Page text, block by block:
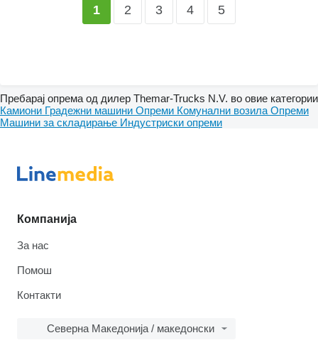
1 2 3 4 5
Пребарај опрема од дилер Themar-Trucks N.V. во овие категории
Камиони Градежни машини Опреми Комунални возила Опреми
Машини за складирање Индустриски опреми
Компанија
За нас
Помош
Контакти
Северна Македонија / македонски